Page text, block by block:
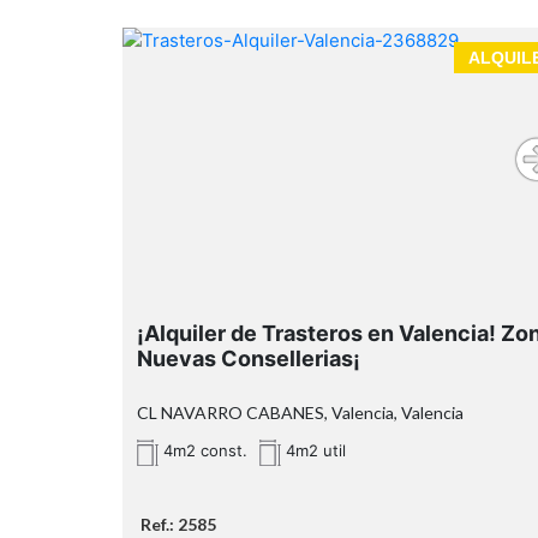
¡Alquiler de Trasteros en Valencia!
Nuevas Consellerias¡
CL NAVARRO CABANES, Valencia, Valencia
4m2 const. 4m2 util
Ref.: 2585